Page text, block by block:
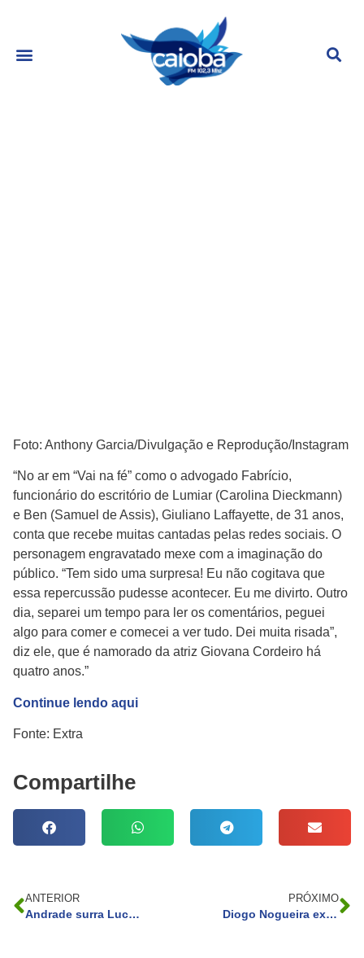
Foto: Anthony Garcia/Divulgação e Reprodução/Instagram
“No ar em “Vai na fé” como o advogado Fabrício,
funcionário do escritório de Lumiar (Carolina Dieckmann)
e Ben (Samuel de Assis), Giuliano Laffayette, de 31 anos,
conta que recebe muitas cantadas pelas redes sociais. O
personagem engravatado mexe com a imaginação do
público. “Tem sido uma surpresa! Eu não cogitava que
essa repercussão pudesse acontecer. Eu me divirto. Outro
dia, separei um tempo para ler os comentários, peguei
algo para comer e comecei a ver tudo. Dei muita risada”,
diz ele, que é namorado da atriz Giovana Cordeiro há
quatro anos.”
Continue lendo aqui
Fonte: Extra
Compartilhe
ANTERIOR
Andrade surra Lucinda até deixá-la toda torta em Terra e Paixão: ‘Você merece’
PRÓXIMO
Diogo Nogueira exalta Alcione em premiação e fala se tem planos de casamento com Paolla Oliveira